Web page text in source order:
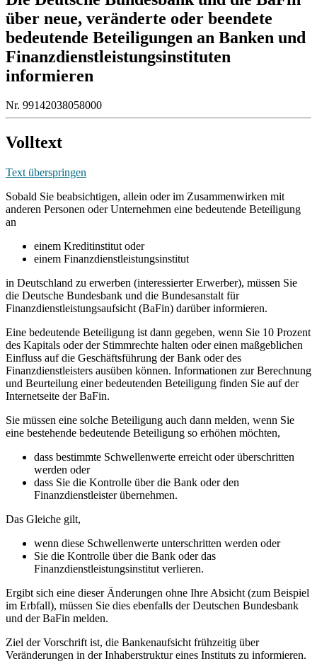
über neue, veränderte oder beendete
bedeutende Beteiligungen an Banken und
Finanzdienstleistungsinstituten
informieren
Nr. 99142038058000
Volltext
Text überspringen
Sobald Sie beabsichtigen, allein oder im Zusammenwirken mit
anderen Personen oder Unternehmen eine bedeutende Beteiligung
an
einem Kreditinstitut oder
einem Finanzdienstleistungsinstitut
in Deutschland zu erwerben (interessierter Erwerber), müssen Sie
die Deutsche Bundesbank und die Bundesanstalt für
Finanzdienstleistungsaufsicht (BaFin) darüber informieren.
Eine bedeutende Beteiligung ist dann gegeben, wenn Sie 10 Prozent
des Kapitals oder der Stimmrechte halten oder einen maßgeblichen
Einfluss auf die Geschäftsführung der Bank oder des
Finanzdienstleisters ausüben können. Informationen zur Berechnung
und Beurteilung einer bedeutenden Beteiligung finden Sie auf der
Internetseite der BaFin.
Sie müssen eine solche Beteiligung auch dann melden, wenn Sie
eine bestehende bedeutende Beteiligung so erhöhen möchten,
dass bestimmte Schwellenwerte erreicht oder überschritten
werden oder
dass Sie die Kontrolle über die Bank oder den
Finanzdienstleister übernehmen.
Das Gleiche gilt,
wenn diese Schwellenwerte unterschritten werden oder
Sie die Kontrolle über die Bank oder das
Finanzdienstleistungsinstitut verlieren.
Ergibt sich eine dieser Änderungen ohne Ihre Absicht (zum Beispiel
im Erbfall), müssen Sie dies ebenfalls der Deutschen Bundesbank
und der BaFin melden.
Ziel der Vorschrift ist, die Bankenaufsicht frühzeitig über
Veränderungen in der Inhaberstruktur eines Instituts zu informieren.